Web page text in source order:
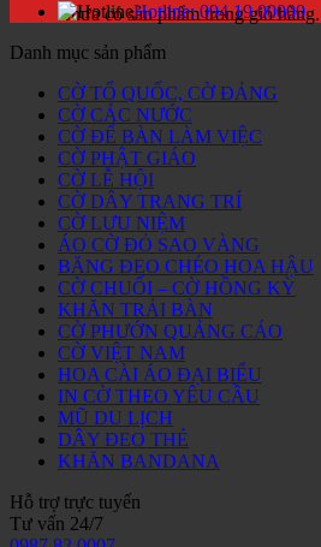
Chưa có sản phẩm trong giỏ hàng.
Hotline:094 19 00000
Danh mục sản phẩm
CỜ TỔ QUỐC, CỜ ĐẢNG
CỜ CÁC NƯỚC
CỜ ĐỂ BÀN LÀM VIỆC
CỜ PHẬT GIÁO
CỜ LỄ HỘI
CỜ DÂY TRANG TRÍ
CỜ LƯU NIỆM
ÁO CỜ ĐỎ SAO VÀNG
BĂNG ĐEO CHÉO HOA HẬU
CỜ CHUỐI – CỜ HỒNG KỲ
KHĂN TRẢI BÀN
CỜ PHƯỚN QUẢNG CÁO
CỜ VIỆT NAM
HOA CÀI ÁO ĐẠI BIỂU
IN CỜ THEO YÊU CẦU
MŨ DU LỊCH
DÂY ĐEO THẺ
KHĂN BANDANA
Hỗ trợ trực tuyến
Tư vấn 24/7